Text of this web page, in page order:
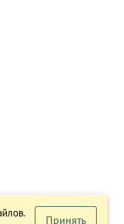
Принять